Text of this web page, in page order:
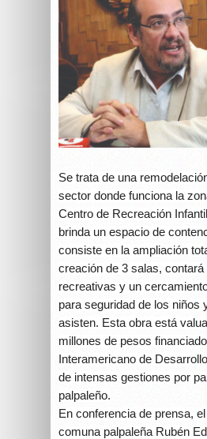
Se trata de una
sector donde funciona la
Centro de Recreación
brinda un espacio de
consiste en la ampliación
creación de 3 salas, contará
recreativas y un
para seguridad de los niños
asisten. Esta obra está
millones de pesos
Interamericano de
de intensas gestiones por
palpaleño.
En conferencia de prensa,
comuna palpaleña Rubén